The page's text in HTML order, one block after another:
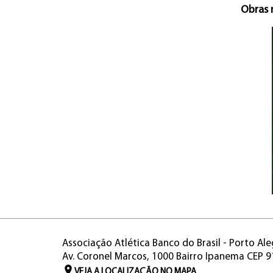
Obras
Associação Atlética Banco do Brasil - Porto
Av. Coronel Marcos, 1000 Bairro Ipanema CEP